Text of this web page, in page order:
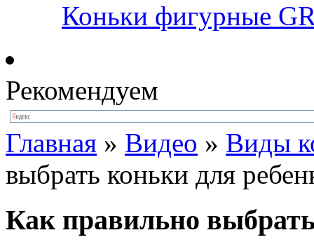
Коньки фигурные
Рекомендуем
Главная » Видео » Виды
выбрать коньки для
Как правильно